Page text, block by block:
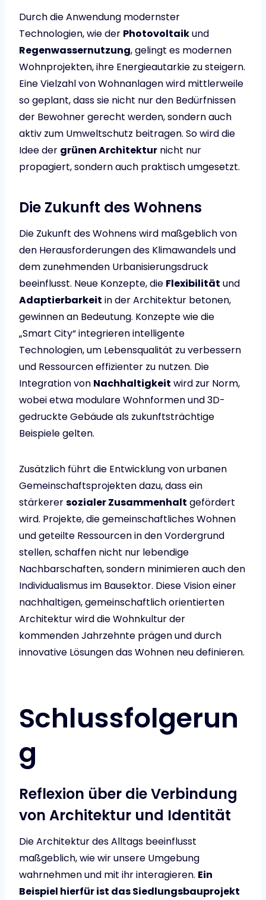
Durch die Anwendung modernster
Technologien, wie der Photovoltaikund
Regenwassernutzung, gelingt es modernen
Wohnprojekten, ihre Energieautarkie zu steigern.
Eine Vielzahl von Wohnanlagen wird mittlerweile
so geplant, dass sie nicht nur den Bedürfnissen
der Bewohner gerecht werden, sondern auch
aktiv zum Umweltschutz beitragen. So wird die
Idee der grünen Architektur nicht nur
propagiert, sondern auch praktisch umgesetzt.
Die Zukunft des Wohnens
Die Zukunft des Wohnens wird maßgeblich von
den Herausforderungen des Klimawandels und
dem zunehmenden Urbanisierungsdruck
beeinflusst. Neue Konzepte, die Flexibilität und
Adaptierbarkeit in der Architektur betonen,
gewinnen an Bedeutung. Konzepte wie die
„Smart City“ integrieren intelligente
Technologien, um Lebensqualität zu verbessern
und Ressourcen effizienter zu nutzen. Die
Integration von Nachhaltigkeit wird zur Norm,
wobei etwa modulare Wohnformen und 3D-
gedruckte Gebäude als zukunftsträchtige
Beispiele gelten.
Zusätzlich führt die Entwicklung von urbanen
Gemeinschaftsprojekten dazu, dass ein
stärkerersozialer Zusammenhalt gefördert
wird. Projekte, die gemeinschaftliches Wohnen
und geteilte Ressourcen in den Vordergrund
stellen, schaffen nicht nur lebendige
Nachbarschaften, sondern minimieren auch den
Individualismus im Bausektor. Diese Vision einer
nachhaltigen, gemeinschaftlich orientierten
Architektur wird die Wohnkultur der
kommenden Jahrzehnte prägen und durch
innovative Lösungen das Wohnen neu definieren.
Schlussfolgerun
g
Reflexion über die Verbindung
von Architektur und Identität
Die Architektur des Alltags beeinflusst
maßgeblich, wie wir unsere Umgebung
wahrnehmen und mit ihr interagieren. Ein
Beispiel hierfür ist das Siedlungsbauprojekt